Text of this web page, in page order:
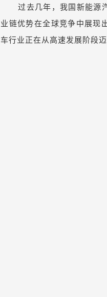
过去几年，我国新能源
业链优势在全球竞争中展现
车行业正在从高速发展阶段